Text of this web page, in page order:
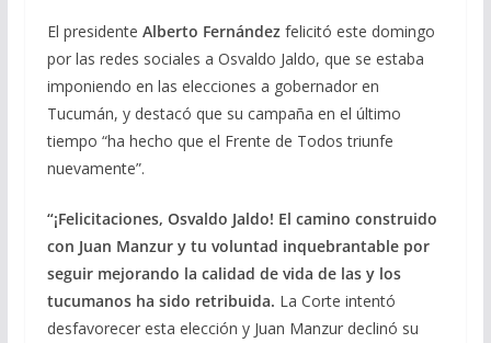
El presidente Alberto Fernándezfelicitó este domingo
por las redes sociales a Osvaldo Jaldo, que se estaba
imponiendo en las elecciones a gobernador en
Tucumán, y destacó que su campaña en el último
tiempo “ha hecho que el Frente de Todos triunfe
nuevamente”.
“¡Felicitaciones, Osvaldo Jaldo! El camino construido
con Juan Manzur y tu voluntad inquebrantable por
seguir mejorando la calidad de vida de las y los
tucumanos ha sido retribuida. La Corte intentó
desfavorecer esta elección y Juan Manzur declinó su